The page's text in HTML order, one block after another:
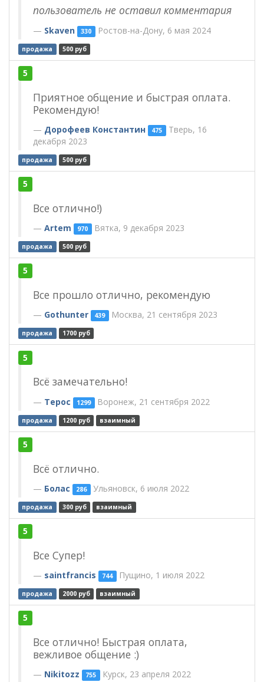
пользователь не оставил комментария
Skaven 330 Ростов-на-Дону, 6 мая 2024
продажа 500 руб
5
Приятное общение и быстрая оплата.
Рекомендую!
Дорофеев Константин 475 Тверь, 16
декабря 2023
продажа 500 руб
5
Все отлично!)
Artem 970 Вятка, 9 декабря 2023
продажа 500 руб
5
Все прошло отлично, рекомендую
Gothunter 439 Москва, 21 сентября 2023
продажа 1700 руб
5
Всё замечательно!
Терос 1299 Воронеж, 21 сентября 2022
продажа 1200 руб взаимный
5
Всё отлично.
Болас 286 Ульяновск, 6 июля 2022
продажа 300 руб взаимный
5
Все Супер!
saintfrancis 744 Пущино, 1 июля 2022
продажа 2000 руб взаимный
5
Все отлично! Быстрая оплата,
вежливое общение :)
Nikitozz 755 Курск, 23 апреля 2022